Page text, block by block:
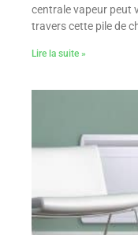
centrale vapeur peut
travers cette pile de
Lire la suite »